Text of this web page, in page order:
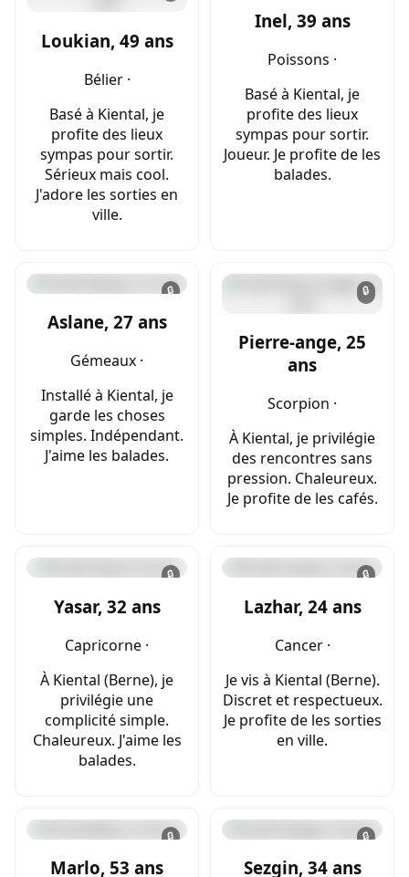
Loukian, 49 ans
Bélier ·
Basé à Kiental, je
profite des lieux
sympas pour sortir.
Sérieux mais cool.
J'adore les sorties en
ville.
Inel, 39 ans
Poissons ·
Basé à Kiental, je
profite des lieux
sympas pour sortir.
Joueur. Je profite de les
balades.
🔒
Aslane, 27 ans
Gémeaux ·
Installé à Kiental, je
garde les choses
simples. Indépendant.
J'aime les balades.
🔒
Pierre-ange, 25
ans
Scorpion ·
À Kiental, je privilégie
des rencontres sans
pression. Chaleureux.
Je profite de les cafés.
🔒
Yasar, 32 ans
Capricorne ·
À Kiental (Berne), je
privilégie une
complicité simple.
Chaleureux. J'aime les
balades.
🔒
Lazhar, 24 ans
Cancer ·
Je vis à Kiental (Berne).
Discret et respectueux.
Je profite de les sorties
en ville.
🔒
Marlo, 53 ans
🔒
Sezgin, 34 ans